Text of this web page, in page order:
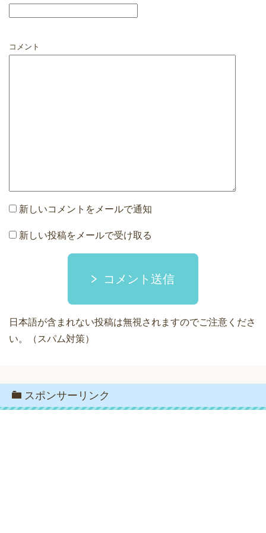
コメント
新しいコメントをメールで通知
新しい投稿をメールで受け取る
コメント送信
日本語が含まれない投稿は無視されますのでご注意くださ
い。（スパム対策）
スポンサーリンク